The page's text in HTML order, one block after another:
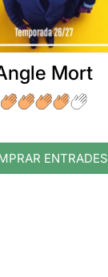
Mort
ENTRADES